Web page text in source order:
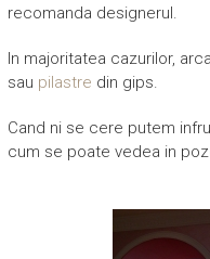
recomanda designerul.
In majoritatea cazurilor,
sau pilastre din gips.
Cand ni se cere putem
cum se poate vedea in